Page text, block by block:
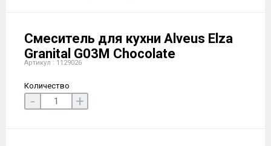
Смеситель для кухни Alveus Elza
Granital G03M Chocolate
Артикул : 1129026
Количество
- +